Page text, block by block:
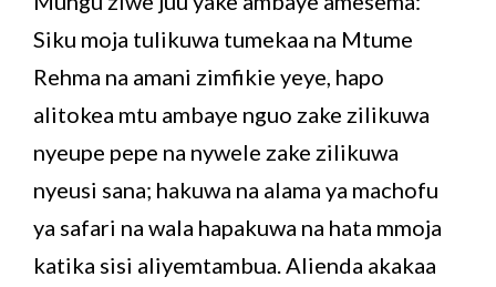
Siku moja tulikuwa tumekaa na Mtume
Rehma na amani zimfikie yeye, hapo
alitokea mtu ambaye nguo zake zilikuwa
nyeupe pepe na nywele zake zilikuwa
nyeusi sana; hakuwa na alama ya machofu
ya safari na wala hapakuwa na hata mmoja
katika sisi aliyemtambua. Alienda akakaa